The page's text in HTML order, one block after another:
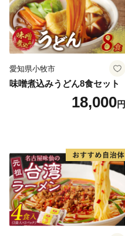
愛知県小牧市
味噌煮込みうどん8食セット
18,000円